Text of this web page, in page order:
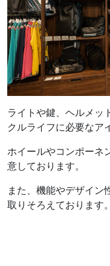
ライトや鍵、ヘルメッ
クルライフに必要なア
ホイールやコンポーネ
意しております。
また、機能やデザイン
取りそろえております。